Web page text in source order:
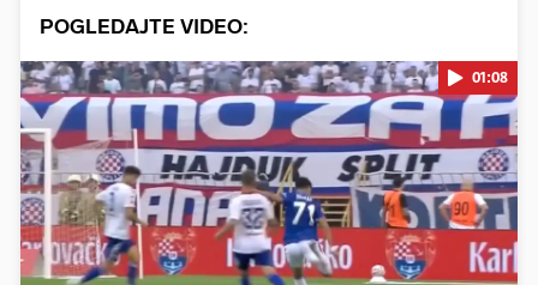
POGLEDAJTE VIDEO:
Pokretanje videa...
01:08